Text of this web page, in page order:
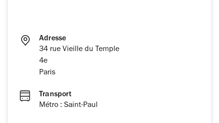
Adresse
34 rue Vieille du Temple
4e
Paris
Transport
Métro : Saint-Paul